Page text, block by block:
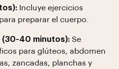
Incluye ejercicios
preparar el cuerpo.
(30-40 minutos): Se
para glúteos, abdomen
zancadas, planchas y